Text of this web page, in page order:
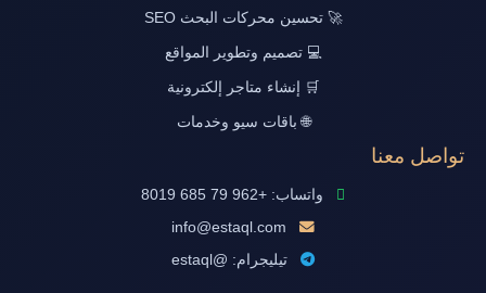
🚀 تحسين محركات البحث SEO
💻 تصميم وتطوير المواقع
🛒 إنشاء متاجر إلكترونية
🌐 باقات سيو وخدمات
تواصل معنا
واتساب: +962 79 685 8019
info@estaql.com
تيليجرام: @estaql